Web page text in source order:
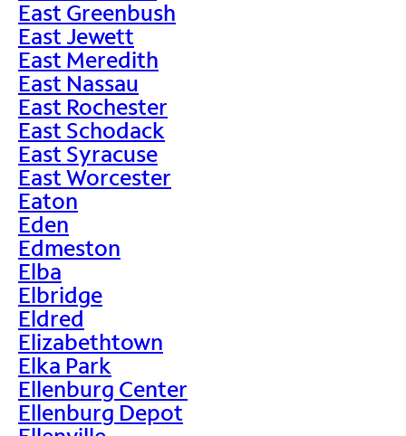
East Greenbush
East Jewett
East Meredith
East Nassau
East Rochester
East Schodack
East Syracuse
East Worcester
Eaton
Eden
Edmeston
Elba
Elbridge
Eldred
Elizabethtown
Elka Park
Ellenburg Center
Ellenburg Depot